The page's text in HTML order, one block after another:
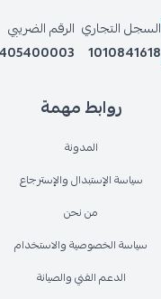
روابط مهمة
المدونة
سياسة الإستبدال والإسترجاع
من نحن
سياسة الخصوصية والاستخدام
الدعم الفني والصيانة
السجل التجاري
1010841618
الرقم الضريبي